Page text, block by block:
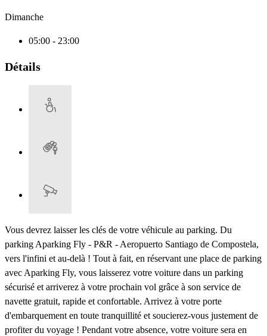
Dimanche
05:00 - 23:00
Détails
Vous devrez laisser les clés de votre véhicule au parking. Du
parking Aparking Fly - P&R - Aeropuerto Santiago de Compostela,
vers l'infini et au-delà ! Tout à fait, en réservant une place de parking
avec Aparking Fly, vous laisserez votre voiture dans un parking
sécurisé et arriverez à votre prochain vol grâce à son service de
navette gratuit, rapide et confortable. Arrivez à votre porte
d'embarquement en toute tranquillité et soucierez-vous justement de
profiter du voyage ! Pendant votre absence, votre voiture sera en